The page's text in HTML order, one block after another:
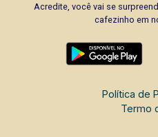
Acredite, você vai se
cafezinho em
Política de
Termo